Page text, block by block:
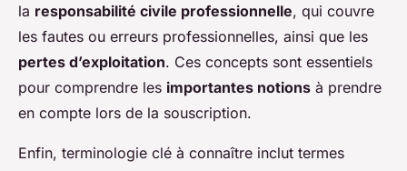
la responsabilité civile professionnelle, qui couvre
les fautes ou erreurs professionnelles, ainsi que les
pertes d’exploitation. Ces concepts sont essentiels
pour comprendre les importantes notions à prendre
en compte lors de la souscription.
Enfin, terminologie clé à connaître inclut termes